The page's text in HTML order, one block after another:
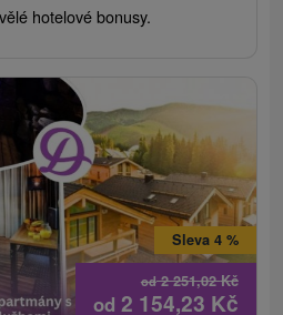
hotelové bonusy.
od2 251,02Kč
Sleva 4 %
od 2 154,23 Kč